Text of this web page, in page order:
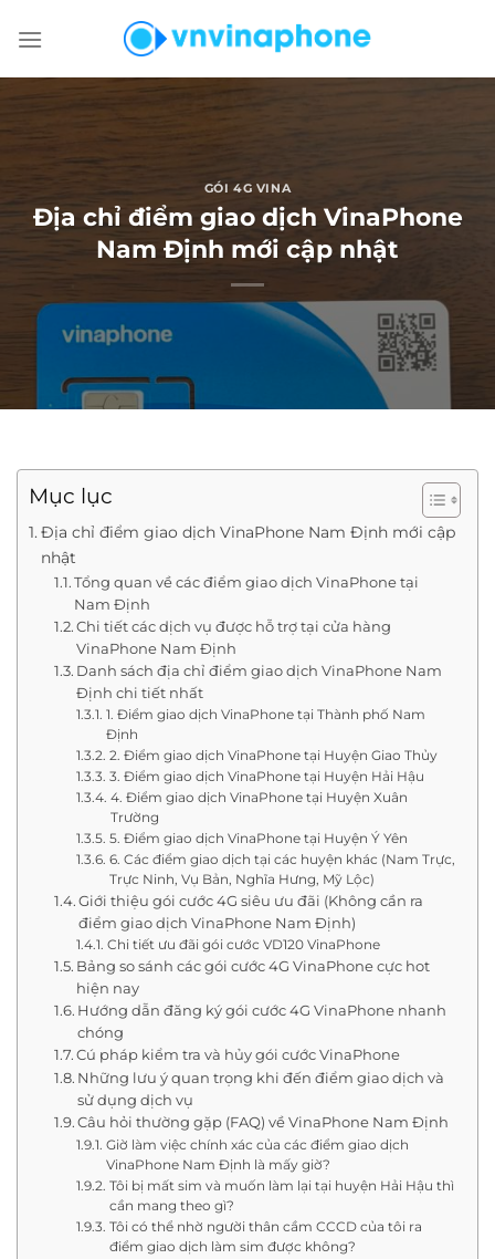
đến
GÓI 4G VINA
Địa chỉ điểm giao dịch VinaPhone
Nam Định mới cập nhật
Mục lục
Địa chỉ điểm giao dịch VinaPhone Nam Định mới cập
nhật
Tổng quan về các điểm giao dịch VinaPhone tại
Nam Định
Chi tiết các dịch vụ được hỗ trợ tại cửa hàng
VinaPhone Nam Định
Danh sách địa chỉ điểm giao dịch VinaPhone Nam
Định chi tiết nhất
1. Điểm giao dịch VinaPhone tại Thành phố Nam
Định
2. Điểm giao dịch VinaPhone tại Huyện Giao Thủy
3. Điểm giao dịch VinaPhone tại Huyện Hải Hậu
4. Điểm giao dịch VinaPhone tại Huyện Xuân
Trường
5. Điểm giao dịch VinaPhone tại Huyện Ý Yên
6. Các điểm giao dịch tại các huyện khác (Nam Trực,
Trực Ninh, Vụ Bản, Nghĩa Hưng, Mỹ Lộc)
Giới thiệu gói cước 4G siêu ưu đãi (Không cần ra
điểm giao dịch VinaPhone Nam Định)
Chi tiết ưu đãi gói cước VD120 VinaPhone
Bảng so sánh các gói cước 4G VinaPhone cực hot
hiện nay
Hướng dẫn đăng ký gói cước 4G VinaPhone nhanh
chóng
Cú pháp kiểm tra và hủy gói cước VinaPhone
Những lưu ý quan trọng khi đến điểm giao dịch và
sử dụng dịch vụ
Câu hỏi thường gặp (FAQ) về VinaPhone Nam Định
Giờ làm việc chính xác của các điểm giao dịch
VinaPhone Nam Định là mấy giờ?
Tôi bị mất sim và muốn làm lại tại huyện Hải Hậu thì
cần mang theo gì?
Tôi có thể nhờ người thân cầm CCCD của tôi ra
điểm giao dịch làm sim được không?